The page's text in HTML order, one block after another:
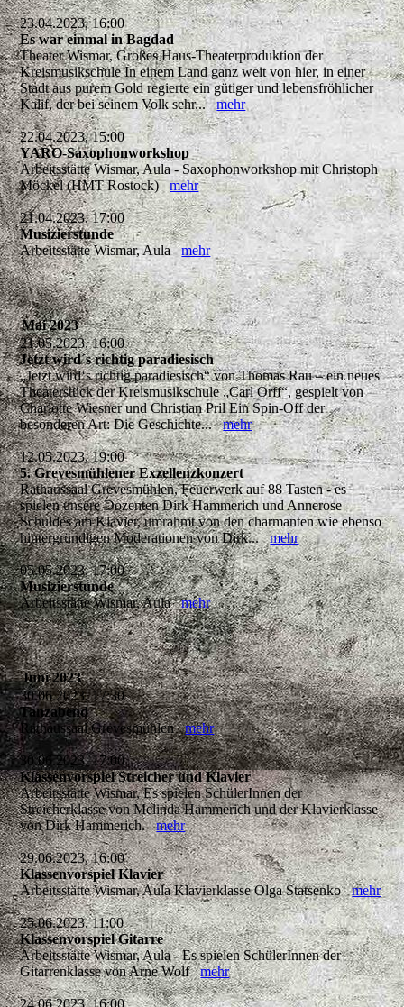
23.04.2023, 16:00
Es war einmal in Bagdad
Theater Wismar, Großes Haus-Theaterproduktion der
Kreismusikschule In einem Land ganz weit von hier, in einer
Stadt aus purem Gold regierte ein gütiger und lebensfröhlicher
Kalif, der bei seinem Volk sehr...mehr
22.04.2023, 15:00
YARO-Saxophonworkshop
Arbeitsstätte Wismar, Aula - Saxophonworkshop mit Christoph
Möckel (HMT Rostock)mehr
21.04.2023, 17:00
Musizierstunde
Arbeitsstätte Wismar, Aulamehr
Mai 2023
21.05.2023, 16:00
Jetzt wird´s richtig paradiesisch
„Jetzt wird‘s richtig paradiesisch“ von Thomas Rau – ein neues
Theaterstück der Kreismusikschule „Carl Orff“, gespielt von
Charlotte Wiesner und Christian Pril Ein Spin-Off der
besonderen Art: Die Geschichte...mehr
12.05.2023, 19:00
5. Grevesmühlener Exzellenzkonzert
Rathaussaal Grevesmühlen, Feuerwerk auf 88 Tasten - es
spielen unsere Dozenten Dirk Hammerich und Annerose
Schuldes am Klavier, umrahmt von den charmanten wie ebenso
hintergründigen Moderationen von Dirk...mehr
05.05.2023, 17:00
Musizierstunde
Arbeitsstätte Wismar, Aulamehr
Juni 2023
30.06.2023, 17:30
Tanzabend
Rathaussaal Grevesmühlenmehr
30.06.2023, 17:00
Klassenvorspiel Streicher und Klavier
Arbeitsstätte Wismar, Es spielen SchülerInnen der
Streicherklasse von Melinda Hammerich und der Klavierklasse
von Dirk Hammerich.mehr
29.06.2023, 16:00
Klassenvorspiel Klavier
Arbeitsstätte Wismar, Aula Klavierklasse Olga Statsenkomehr
25.06.2023, 11:00
Klassenvorspiel Gitarre
Arbeitsstätte Wismar, Aula - Es spielen SchülerInnen der
Gitarrenklasse von Arne Wolfmehr
24.06.2023, 16:00